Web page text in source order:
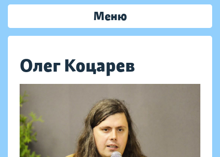
Меню
Олег Коцарев